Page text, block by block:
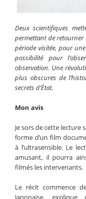
Deux scientifiques
permettant de retourner
période visitée, pour
possibilité pour
observation. Une
plus obscures de
secrets d’État.
Mon avis
Je sors de cette lecture
forme d’un film
à l’ultrasensible. Le
amusant, il pourra
filmés les intervenants.
Le récit commence
Japonaise,